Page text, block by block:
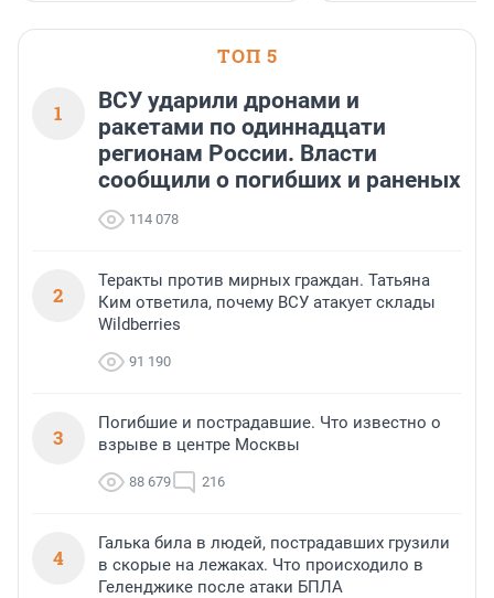
ТОП 5
1
ВСУ ударили дронами и
ракетами по одиннадцати
регионам России. Власти
сообщили о погибших и раненых
114 078
2
Теракты против мирных граждан. Татьяна
Ким ответила, почему ВСУ атакует склады
Wildberries
91 190
3
Погибшие и пострадавшие. Что известно о
взрыве в центре Москвы
88 679 216
4
Галька била в людей, пострадавших грузили
в скорые на лежаках. Что происходило в
Геленджике после атаки БПЛА